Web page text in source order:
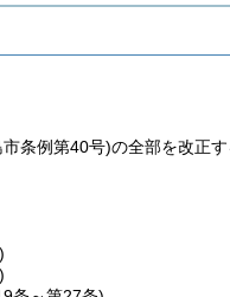
条例第40号)の全部を改正す